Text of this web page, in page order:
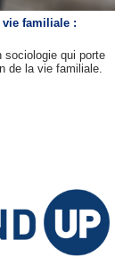
vie familiale :
sociologie qui porte
de la vie familiale.